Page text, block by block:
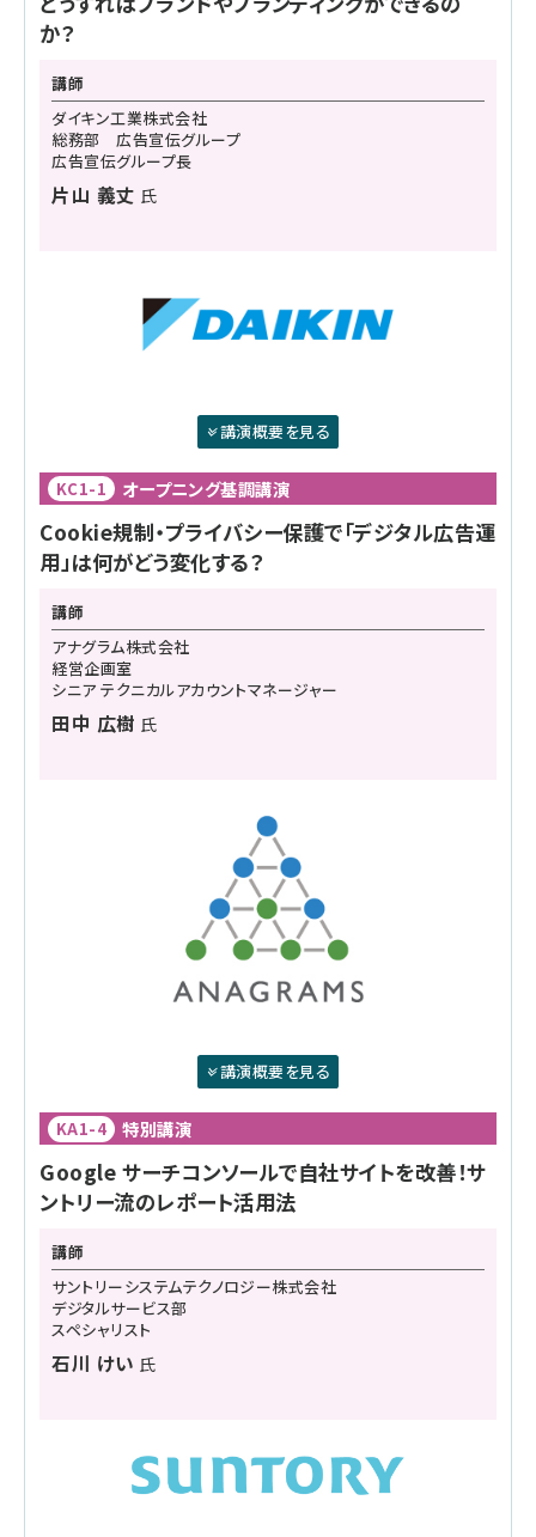
か？
講師
ダイキン工業株式会社
総務部 広告宣伝グループ
広告宣伝グループ長
片山 義丈 氏
講演概要を見る
KC1-1 オープニング基調講演
Cookie規制・プライバシー保護で「デジタル広告運
用」は何がどう変化する？
講師
アナグラム株式会社
経営企画室
シニア テクニカルアカウントマネージャー
田中 広樹 氏
講演概要を見る
KA1-4 特別講演
Google サーチコンソールで自社サイトを改善！サ
ントリー流のレポート活用法
講師
サントリーシステムテクノロジー株式会社
デジタルサービス部
スペシャリスト
石川 けい 氏